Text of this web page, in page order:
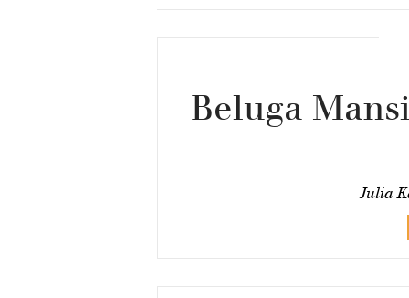
Beluga
Julia